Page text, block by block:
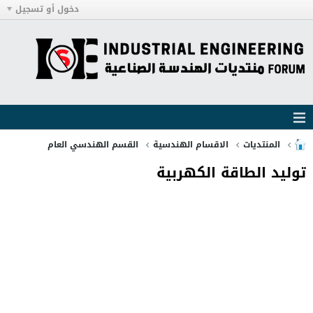
دخول أو تسجيل
المنتديات الاقسام الهندسية القسم الهندسي العام
توليد الطاقة الكهربية